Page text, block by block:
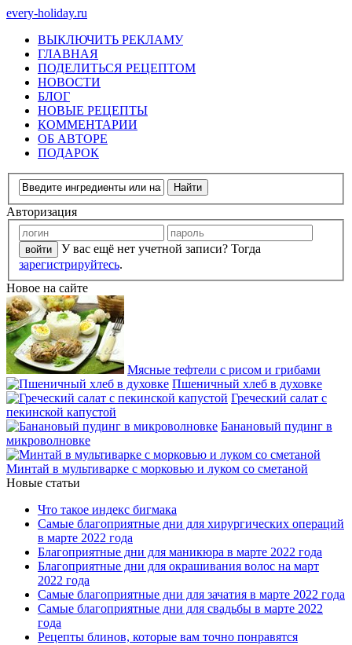
every-holiday.ru
ВЫКЛЮЧИТЬ РЕКЛАМУ
ГЛАВНАЯ
ПОДЕЛИТЬСЯ РЕЦЕПТОМ
НОВОСТИ
БЛОГ
НОВЫЕ РЕЦЕПТЫ
КОММЕНТАРИИ
ОБ АВТОРЕ
ПОДАРОК
Авторизация
У вас ещё нет учетной записи? Тогда
зарегистрируйтесь.
Новое на сайте
Мясные тефтели с рисом и грибами
Пшеничный хлеб в духовке
Греческий салат с
пекинской капустой
Банановый пудинг в
микроволновке
Минтай в мультиварке с морковью и луком со сметаной
Новые статьи
Что такое индекс бигмака
Самые благоприятные дни для хирургических операций
в марте 2022 года
Благоприятные дни для маникюра в марте 2022 года
Благоприятные дни для окрашивания волос на март
2022 года
Самые благоприятные дни для зачатия в марте 2022 года
Самые благоприятные дни для свадьбы в марте 2022
года
Рецепты блинов, которые вам точно понравятся